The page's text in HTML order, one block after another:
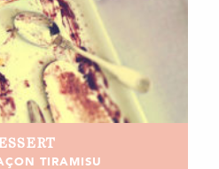
TIRAMISU